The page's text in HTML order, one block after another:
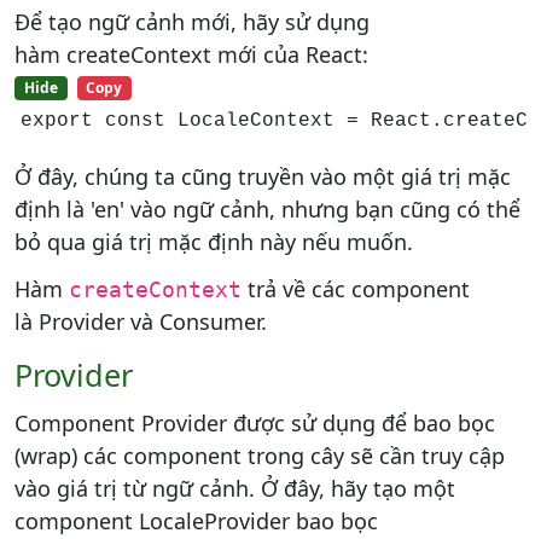
Để tạo ngữ cảnh mới, hãy sử dụng
hàm createContext mới của React:
Hide Copy
export const LocaleContext =
Ở đây, chúng ta cũng truyền vào một giá trị mặc
định là 'en' vào ngữ cảnh, nhưng bạn cũng có thể
bỏ qua giá trị mặc định này nếu muốn.
Hàm createContext trả về các component
là Provider và Consumer.
Provider
Component Provider được sử dụng để bao bọc
(wrap) các component trong cây sẽ cần truy cập
vào giá trị từ ngữ cảnh. Ở đây, hãy tạo một
component LocaleProvider bao bọc